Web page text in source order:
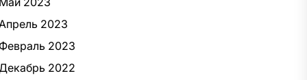
2023
Февраль 2023
2022